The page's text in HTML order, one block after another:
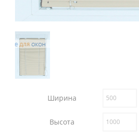
Ширина
Высота